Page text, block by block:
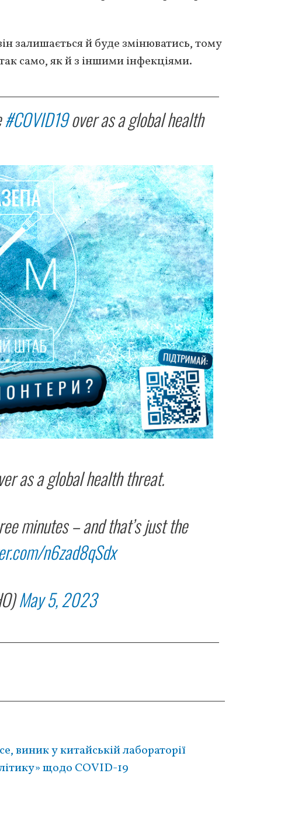
залишається й буде змінюватись, тому
само, як й з іншими інфекціями.
#COVID19over as a global health
as a global health threat.
minutes – and that’s just the
n6zad8qSdx
May 5, 2023
у китайській лабораторії
щодо COVID-19